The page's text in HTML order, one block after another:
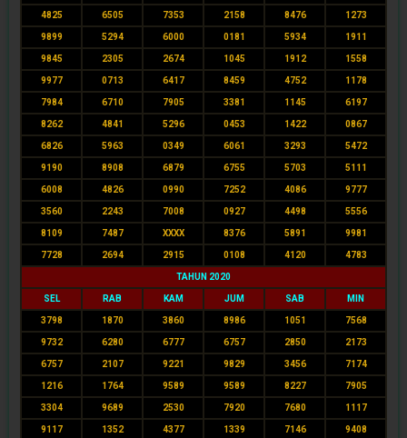
4825 6505 7353 2158 8476 1273
9899 5294 6000 0181 5934 1911
9845 2305 2674 1045 1912 1558
9977 0713 6417 8459 4752 1178
7984 6710 7905 3381 1145 6197
8262 4841 5296 0453 1422 0867
6826 5963 0349 6061 3293 5472
9190 8908 6879 6755 5703 5111
6008 4826 0990 7252 4086 9777
3560 2243 7008 0927 4498 5556
8109 7487 XXXX 8376 5891 9981
7728 2694 2915 0108 4120 4783
TAHUN 2020
SEL RAB KAM JUM SAB MIN
3798 1870 3860 8986 1051 7568
9732 6280 6777 6757 2850 2173
6757 2107 9221 9829 3456 7174
1216 1764 9589 9589 8227 7905
3304 9689 2530 7920 7680 1117
9117 1352 4377 1339 7146 9408